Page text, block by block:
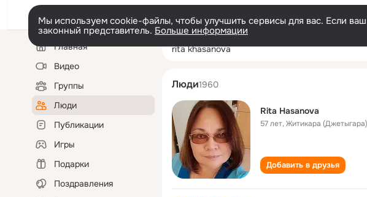
Мы используем cookie-файлы, чтобы улучшить сервисы для вас. Если
законный представитель. Больше информации
Левая
колонкаГлавная
Видео
Группы
Люди
Публикации
Игры
Подарки
Поздравления
rita khasanova
Люди1960
Rita Hasanova
57 лет,Житикара (Джетыгара)
Добавить в друзья